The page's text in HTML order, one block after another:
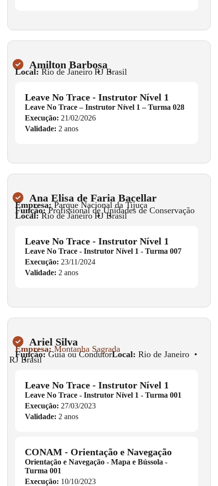
Amilton Barbosa
Local: Rio de Janeiro •
RJ •
Brasil
Leave No Trace - Instrutor Nível 1
Leave No Trace – Instrutor Nível 1 – Turma 028
Execução: 21/02/2026
Validade: 2 anos
Ana Elisa de Faria Bacellar
Empresa: Parque Nacional da Tijuca
Função: Profissional de Unidades de Conservação
Local:Rio de Janeiro•
RJ•
Brasil
Leave No Trace - Instrutor Nível 1
Leave No Trace - Instrutor Nível 1 - Turma 007
Execução: 23/11/2024
Validade: 2 anos
Ariel Silva
Empresa: Montanha Sagrada
Função: Guia ou CondutorLocal: Rio de Janeiro •
RJ •
Brasil
Leave No Trace - Instrutor Nível 1
Leave No Trace - Instrutor Nível 1 - Turma 001
Execução: 27/03/2023
Validade: 2 anos
CONAM - Orientação e Navegação
Orientação e Navegação - Mapa e Bússola -
Turma 001
Execução: 10/10/2023